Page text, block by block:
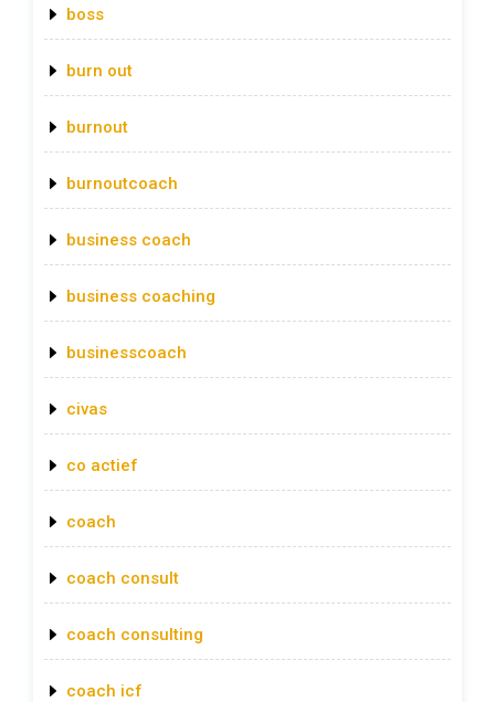
boss
burn out
burnout
burnoutcoach
business coach
business coaching
businesscoach
civas
co actief
coach
coach consult
coach consulting
coach icf